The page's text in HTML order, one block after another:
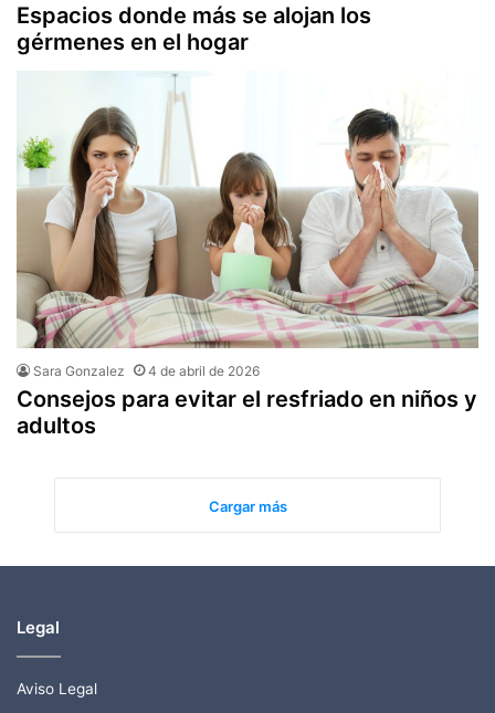
Espacios donde más se alojan los
gérmenes en el hogar
Sara Gonzalez 4 de abril de 2026
Consejos para evitar el resfriado en niños y
adultos
Cargar más
Legal
Aviso Legal